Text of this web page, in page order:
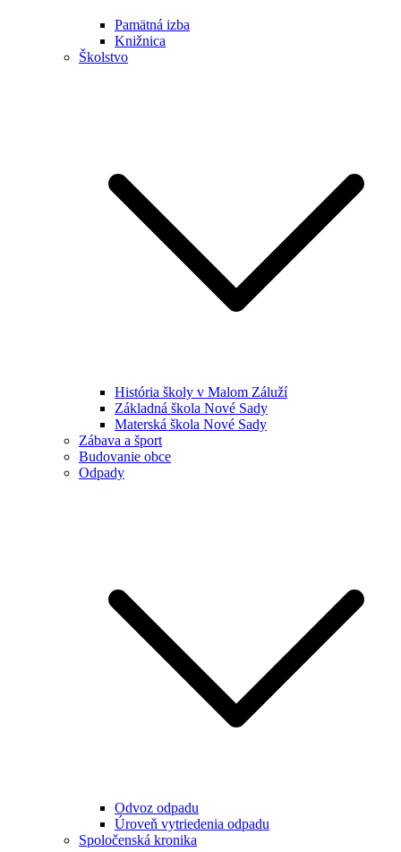
Pamätná izba
Knižnica
Školstvo
História školy v Malom Záluží
Základná škola Nové Sady
Materská škola Nové Sady
Zábava a šport
Budovanie obce
Odpady
Odvoz odpadu
Úroveň vytriedenia odpadu
Spoločenská kronika